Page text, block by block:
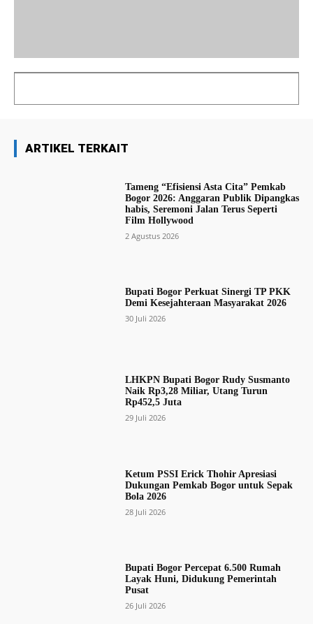
ARTIKEL TERKAIT
Tameng “Efisiensi Asta Cita” Pemkab
Bogor 2026: Anggaran Publik Dipangkas
habis, Seremoni Jalan Terus Seperti
Film Hollywood
2 Agustus 2026
Bupati Bogor Perkuat Sinergi TP PKK
Demi Kesejahteraan Masyarakat 2026
30 Juli 2026
LHKPN Bupati Bogor Rudy Susmanto
Naik Rp3,28 Miliar, Utang Turun
Rp452,5 Juta
29 Juli 2026
Ketum PSSI Erick Thohir Apresiasi
Dukungan Pemkab Bogor untuk Sepak
Bola 2026
28 Juli 2026
Bupati Bogor Percepat 6.500 Rumah
Layak Huni, Didukung Pemerintah
Pusat
26 Juli 2026